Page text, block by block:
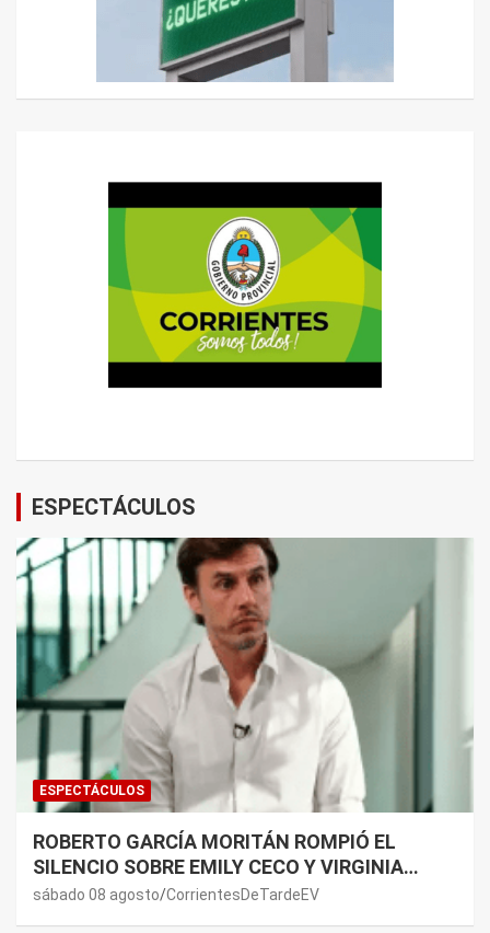
ESPECTÁCULOS
ESPECTÁCULOS
ROBERTO GARCÍA MORITÁN ROMPIÓ EL
SILENCIO SOBRE EMILY CECO Y VIRGINIA
GALLARDO: “DEDÍQUENSE A SUS VIDAS”
sábado 08 agosto CorrientesDeTardeEV